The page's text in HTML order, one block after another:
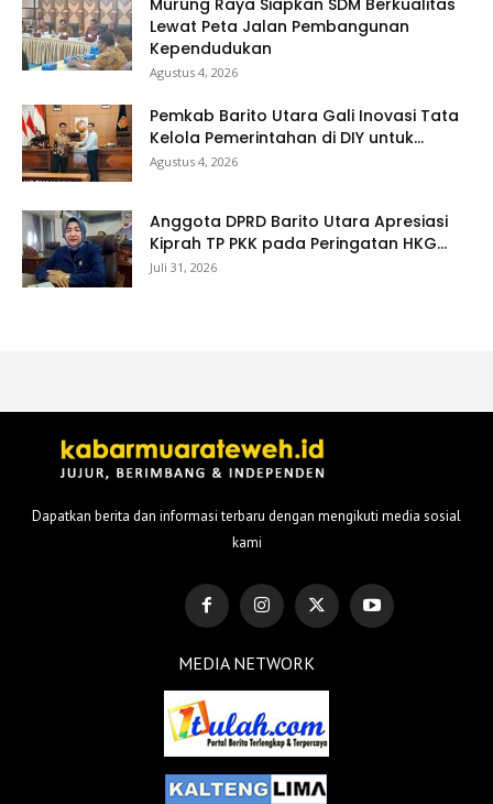
Murung Raya Siapkan SDM Berkualitas
Lewat Peta Jalan Pembangunan
Kependudukan
Agustus 4, 2026
Pemkab Barito Utara Gali Inovasi Tata
Kelola Pemerintahan di DIY untuk...
Agustus 4, 2026
Anggota DPRD Barito Utara Apresiasi
Kiprah TP PKK pada Peringatan HKG...
Juli 31, 2026
Dapatkan berita dan informasi terbaru dengan mengikuti media sosial
kami
MEDIA NETWORK